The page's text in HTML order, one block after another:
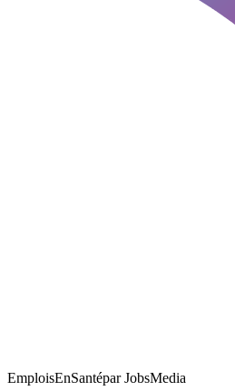
EmploisEnSantépar JobsMedia